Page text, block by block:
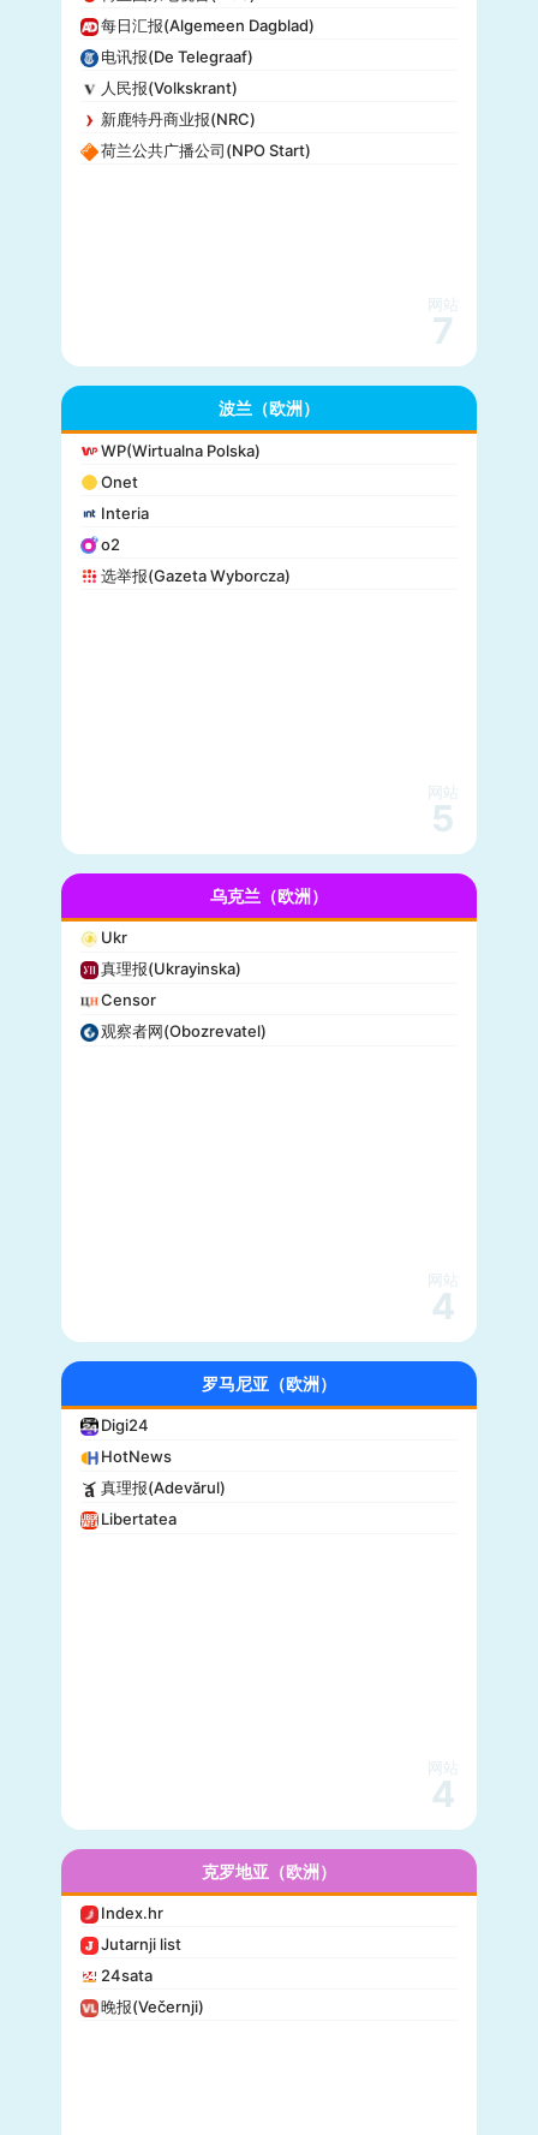
每日汇报(Algemeen Dagblad)
电讯报(De Telegraaf)
人民报(Volkskrant)
新鹿特丹商业报(NRC)
荷兰公共广播公司(NPO Start)
网站
7
波兰（欧洲）
WP(Wirtualna Polska)
Onet
Interia
o2
选举报(Gazeta Wyborcza)
网站
5
乌克兰（欧洲）
Ukr
真理报(Ukrayinska)
Censor
观察者网(Obozrevatel)
网站
4
罗马尼亚（欧洲）
Digi24
HotNews
真理报(Adevărul)
Libertatea
网站
4
克罗地亚（欧洲）
Index.hr
Jutarnji list
24sata
晚报(Večernji)